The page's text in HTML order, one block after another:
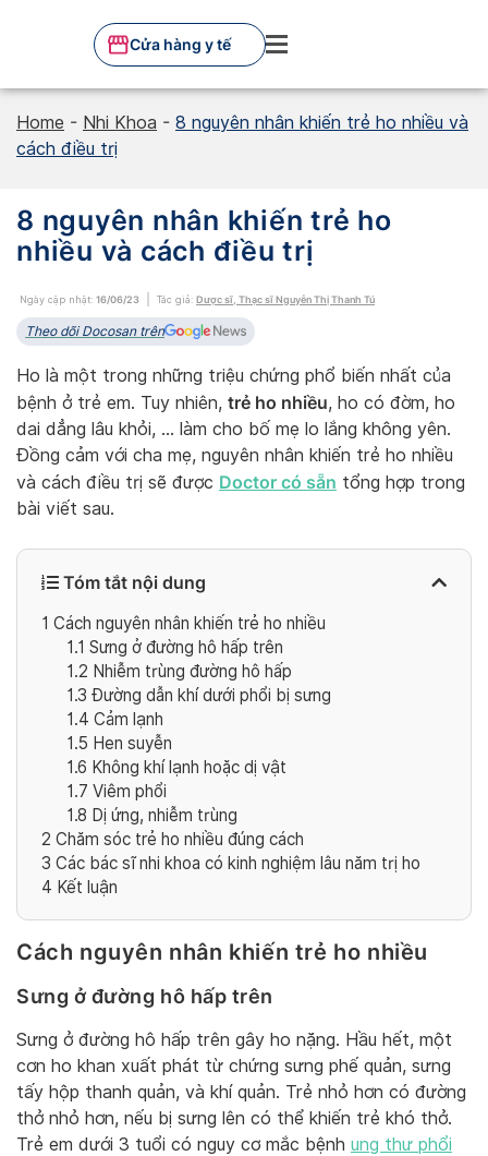
Cửa hàng y tế
Home - Nhi Khoa - 8 nguyên nhân khiến trẻ ho nhiều và
cách điều trị
8 nguyên nhân khiến trẻ ho
nhiều và cách điều trị
Ngày cập nhật: 16/06/23 Tác giả: Dược sĩ, Thạc sĩ Nguyễn Thị Thanh Tú
Theo dõi Docosan trên
Ho là một trong những triệu chứng phổ biến nhất của
bệnh ở trẻ em. Tuy nhiên, trẻ ho nhiều, ho có đờm, ho
dai dẳng lâu khỏi, … làm cho bố mẹ lo lắng không yên.
Đồng cảm với cha mẹ, nguyên nhân khiến trẻ ho nhiều
và cách điều trị sẽ được Doctor có sẵn tổng hợp trong
bài viết sau.
Tóm tắt nội dung
1 Cách nguyên nhân khiến trẻ ho nhiều
1.1 Sưng ở đường hô hấp trên
1.2 Nhiễm trùng đường hô hấp
1.3 Đường dẫn khí dưới phổi bị sưng
1.4 Cảm lạnh
1.5 Hen suyễn
1.6 Không khí lạnh hoặc dị vật
1.7 Viêm phổi
1.8 Dị ứng, nhiễm trùng
2 Chăm sóc trẻ ho nhiều đúng cách
3 Các bác sĩ nhi khoa có kinh nghiệm lâu năm trị ho
4 Kết luận
Cách nguyên nhân khiến trẻ ho nhiều
Sưng ở đường hô hấp trên
Sưng ở đường hô hấp trên gây ho nặng. Hầu hết, một
cơn ho khan xuất phát từ chứng sưng phế quản, sưng
tấy hộp thanh quản, và khí quản. Trẻ nhỏ hơn có đường
thở nhỏ hơn, nếu bị sưng lên có thể khiến trẻ khó thở.
Trẻ em dưới 3 tuổi có nguy cơ mắc bệnh ung thư phổi